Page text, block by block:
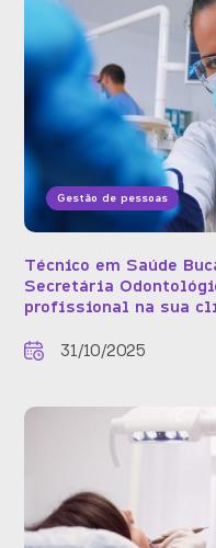
Gestão de pessoas
Técnico em Saúde
Secretária
profissional na sua
31/10/2025